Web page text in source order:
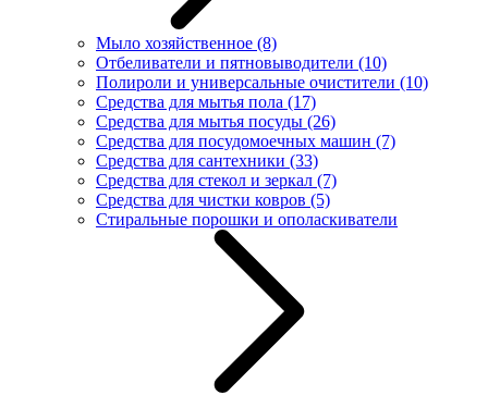
Мыло хозяйственное (8)
Отбеливатели и пятновыводители (10)
Полироли и универсальные очистители (10)
Средства для мытья пола (17)
Средства для мытья посуды (26)
Средства для посудомоечных машин (7)
Средства для сантехники (33)
Средства для стекол и зеркал (7)
Средства для чистки ковров (5)
Стиральные порошки и ополаскиватели